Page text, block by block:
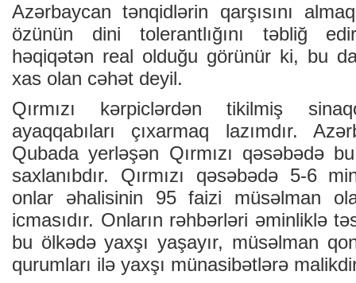
Azərbaycan tənqidlərin qarşısını
özünün dini tolerantlığını təbliğ
həqiqətən real olduğu görünür ki, bu
xas olan cəhət deyil.
Qırmızı kərpiclərdən tikilmiş
ayaqqabıları çıxarmaq lazımdır.
Qubada yerləşən Qırmızı qəsəbədə
saxlanıbdır. Qırmızı qəsəbədə 5-6
onlar əhalisinin 95 faizi müsəlman
icmasıdır. Onların rəhbərləri əminliklə
bu ölkədə yaxşı yaşayır, müsəlman
qurumları ilə yaxşı münasibətlərə